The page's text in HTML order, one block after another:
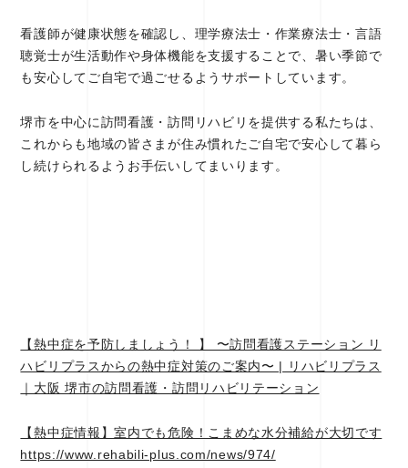
看護師が健康状態を確認し、理学療法士・作業療法士・言語
聴覚士が生活動作や身体機能を支援することで、暑い季節で
も安心してご自宅で過ごせるようサポートしています。
堺市を中心に訪問看護・訪問リハビリを提供する私たちは、
これからも地域の皆さまが住み慣れたご自宅で安心して暮ら
し続けられるようお手伝いしてまいります。
【熱中症を予防しましょう！ 】 〜訪問看護ステーション リ
ハビリプラスからの熱中症対策のご案内〜 | リハビリプラス
｜大阪 堺市の訪問看護・訪問リハビリテーション
【熱中症情報】室内でも危険！こまめな水分補給が大切です
https://www.rehabili-plus.com/news/974/